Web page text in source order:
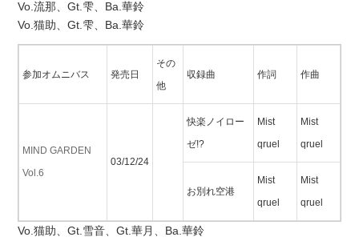
Vo.流那、Gt.雫、Ba.華鈴
Vo.猫助、Gt.雫、Ba.華鈴
参加オムニバス 発売日
その
他
収録曲 作詞 作曲
MIND GARDEN
Vol.6
03/12/24
快楽ノイロー
ゼ!?
Mist
qruel
Mist
qruel
お別れ空港
Mist
qruel
Mist
qruel
Vo.猫助、Gt.雪音、Gt.華月、Ba.華鈴